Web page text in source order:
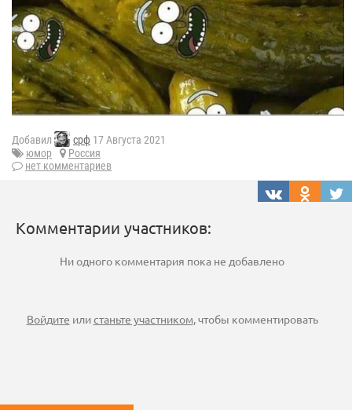
Добавил срф 17 Августа 2021
юмор
Россия
нет комментариев
Комментарии участников:
Ни одного комментария пока не добавлено
Войдите илистаньте участником, чтобы комментировать